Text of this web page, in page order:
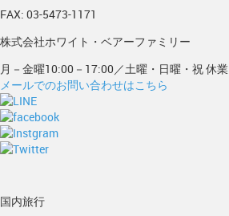
FAX: 03-5473-1171
株式会社ホワイト・ベアーファミリー
月－金曜10:00－17:00／土曜・日曜・祝 休業
メールでのお問い合わせはこちら
国内旅行